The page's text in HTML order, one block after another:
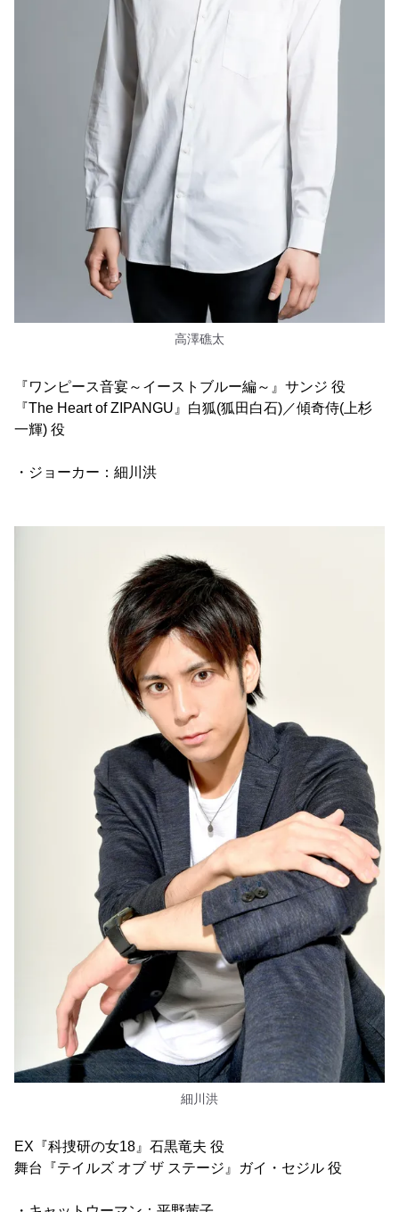
高澤礁太
『ワンピース音宴～イーストブルー編～』サンジ 役
『The Heart of ZIPANGU』白狐(狐田白石)／傾奇侍(上杉
一輝) 役
・ジョーカー：細川洪
細川洪
EX『科捜研の女18』石黒竜夫 役
舞台『テイルズ オブ ザ ステージ』ガイ・セジル 役